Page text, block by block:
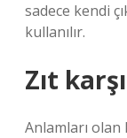
sadece kendi
kullanılır.
Zıt
Anlamları